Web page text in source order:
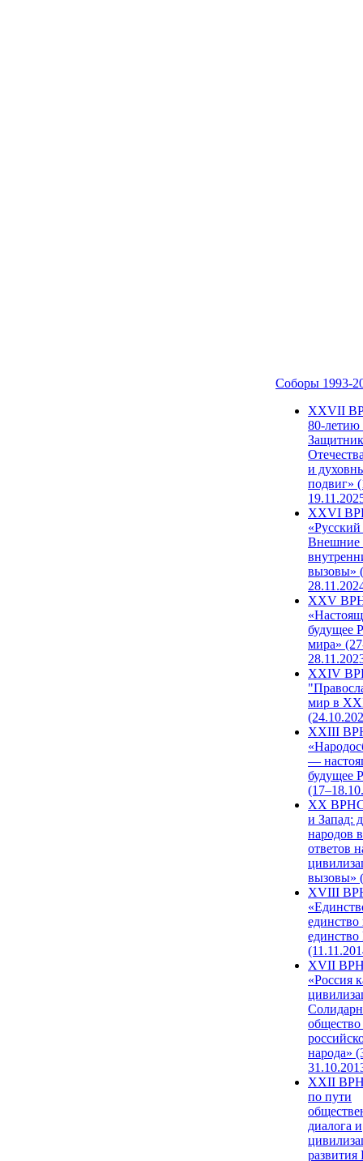
Соборы 1993-
ХХVII
80-
и
подвиг»
XXVI
Внешние
вызовы»
XXV
будущее
мира»
XXIV
мир в
XXIII
—
будущее
XX ВРНС
и Запад:
народов
ответов
вызовы»
XVIII
единство
единство
XVII
«Россия
народа»
XXII
по пути
диалога и
развития